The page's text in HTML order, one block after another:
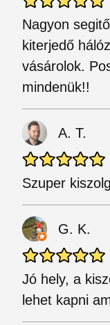
Nagyon
kiterjedő
vásárolok.
mindenük!!
A. T.
Szuper
G. K.
Jó hely, a
lehet kapni